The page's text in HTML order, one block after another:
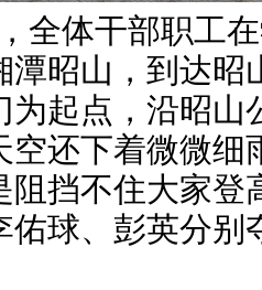
，全体干部职工
潭昭山，到达昭
为起点，沿昭山
空还下着微微细
阻挡不住大家登
佑球、彭英分别